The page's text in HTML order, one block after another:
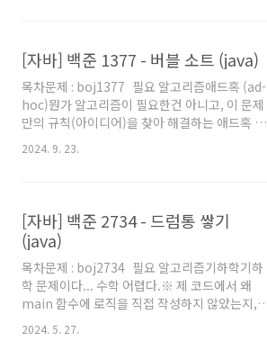
안풀고 있긴하지만 그래도 꽤 많은 문제를 풀었
은 사람들의 사랑을 받던 사이트인만큼 누군가
물려받아 부활 가능성도 있겠지만, 당장은 모르
기도 하고 데이터가 날아갈 수 있으니 한번 올려
본다. --- 총 1,907문제 해결828 문제 기여 (난이
도 측정에 기여)다이아 5 티어
[자바] 백준 1377 - 버블 소트 (java)
목차문제 : boj1377 필요 알고리즘애드혹 (ad-
hoc)뭔가 알고리즘이 필요한건 아니고, 이 문제
만의 규칙(아이디어)을 찾아 해결하는 애드혹 문
제이다.※ 제 코드에서 왜 main 함수에 로직을
직접 작성하지 않았는지, 왜 Scanner를 쓰지 않
해주세요. 백준을 자바로 풀어보려고 시작하시는
분이나, 백준에서 자바로 풀 때의 팁을 원하시는
분들도 보시는걸 추천드립니다. 풀이 거의 3~4
개월만에 문제를 풀어봤다! 역시 알고리즘이 재
밌긴하다. 결국 N과 배열이 주어졌을 때, 버블소
트가 총 몇 번 돌아야 해결되냐? 를 묻는 문제이
이디어 문제다보니 티..
2024. 9. 23.
[자바] 백준 2734 - 드럼통 쌓기
(java)
목차문제 : boj2734 필요 알고리즘기하학기하
학 문제이다... 수학 어렵다.※ 제 코드에서 왜
main 함수에 로직을 직접 작성하지 않았는지,
왜 Scanner를 쓰지 않고 BufferedReader를
사용했는지 등에 대해서는 '자바로 백준 풀 때의
2024. 5. 27.